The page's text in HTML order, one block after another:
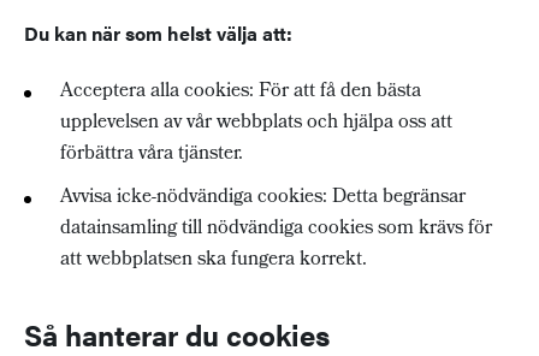
Du kan när som helst välja att:
Acceptera alla cookies: För att få den bästa
upplevelsen av vår webbplats och hjälpa oss att
förbättra våra tjänster.
Avvisa icke-nödvändiga cookies: Detta begränsar
datainsamling till nödvändiga cookies som krävs för
att webbplatsen ska fungera korrekt.
Så hanterar du cookies